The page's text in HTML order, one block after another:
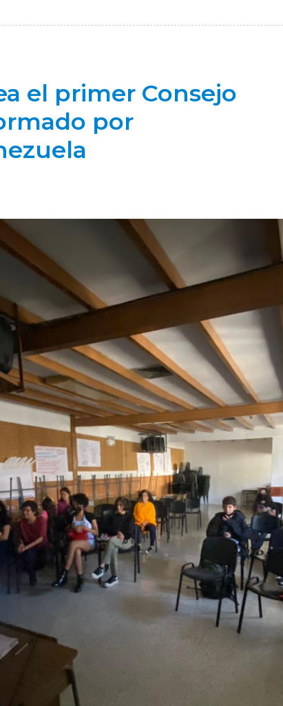
el primer Consejo
por